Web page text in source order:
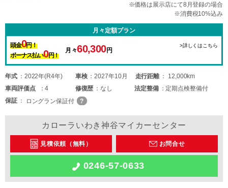
※価格は展示店にて8月登録の場合
※消費税10%込み
月々定額プラン
頭金0円！
ボーナス払い0円！
月々60,300円
>詳しくはこちら
年式 2022年(R4年) 車検 2027年10月 走行距離
12,000km
車両評価点 4 修復歴 なし 法定整備
定期点検整備付
保証
ロングラン保証付
カローラいわき神谷マイカーセンター
見積依頼（無料） お問合せ
0246-57-0633